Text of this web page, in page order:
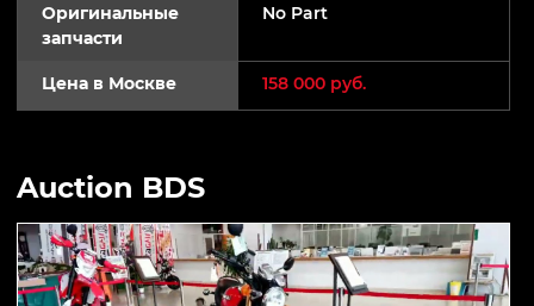
Оригинальные
запчасти
No Part
Цена в Москве 158 000 руб.
Auction BDS